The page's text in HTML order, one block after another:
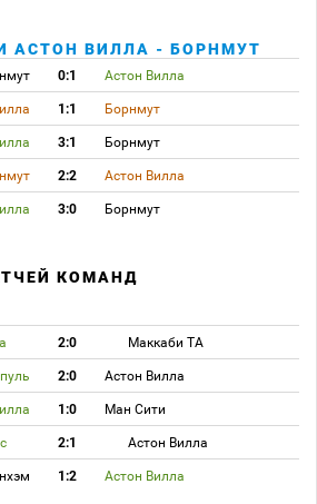
АСТОН ВИЛЛА - БОРНМУТ
0:1 Астон Вилла
1:1 Борнмут
3:1 Борнмут
2:2 Астон Вилла
3:0 Борнмут
КОМАНД
2:0 Маккаби ТА
2:0 Астон Вилла
1:0 Ман Сити
2:1 Астон Вилла
1:2 Астон Вилла